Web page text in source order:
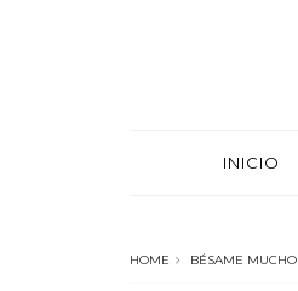
INICIO
HOME BÉSAME MUCHO